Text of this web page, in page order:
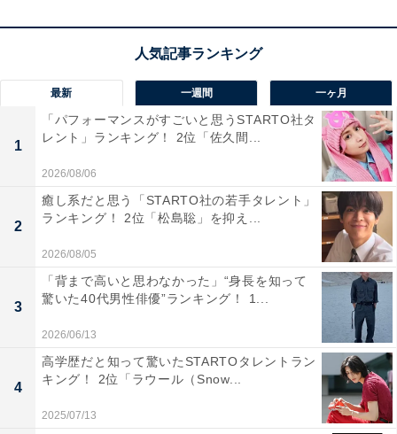
1位は、足立区に位置する「綾瀬」。JR常磐線と東京メ
トロ千代田線が乗り入れ、東京メトロ千代田線の始発駅
になっている場合もあり、座って通勤・通学できるとこ
ろが大きな魅力です。日比谷までは30分以内、品川、新
橋までは40分前後でダイレクトにアクセスできる交通利
便性の高い駅です。
駅周辺には、「東急ストア綾瀬店」や「イトーヨーカド
ー 綾瀬店」などのほか、東口改札を出て進んだ先に高架
下のショッピングエリア「M'av（マーブ）綾瀬リエッ
タ」があるなど、スーパーマーケットや飲食店が充実。
「LIFULL HOME'S」による家賃相場は、隣駅の「北千
住」（家賃相場8万5000円）よりも8000円ほど安く、コ
スパの良い街として人気です。
最新 一週間 一ヶ月
1
「パフォーマンスがすごいと思うSTARTO社タ
レント」ランキング！ 2位「佐久間...
2026/08/06
2
癒し系だと思う「STARTO社の若手タレント」
ランキング！ 2位「松島聡」を抑え...
2026/08/05
3
「背まで高いと思わなかった」“身長を知って
驚いた40代男性俳優”ランキング！ 1...
2026/06/13
4
高学歴だと知って驚いたSTARTOタレントラン
キング！ 2位「ラウール（Snow...
2025/07/13